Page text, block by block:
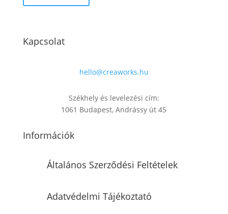
Kapcsolat
hello@creaworks.hu
Székhely és levelezési cím:
1061 Budapest, Andrássy út 45
Információk
Általános Szerződési Feltételek
Adatvédelmi Tájékoztató